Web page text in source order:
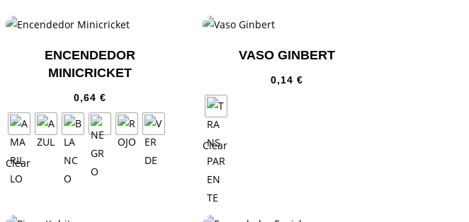
ENCENDEDOR
MINICRICKET
0,64 €
Clear
VASO GINBERT
0,14 €
Clear